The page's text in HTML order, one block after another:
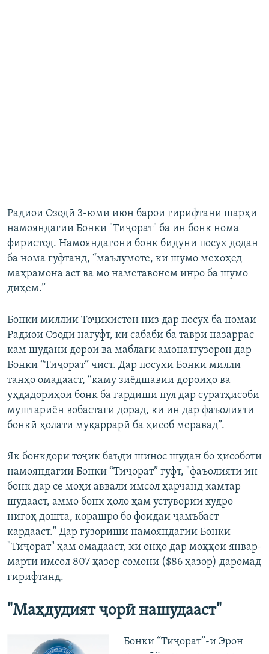
Радиои Озодӣ 3-юми июн барои гирифтани шарҳи
намояндагии Бонки "Тиҷорат" ба ин бонк нома
фиристод. Намояндагони бонк бидуни посух додан
ба нома гуфтанд, “маълумоте, ки шумо мехоҳед
маҳрамона аст ва мо наметавонем инро ба шумо
диҳем.”
Бонки миллии Тоҷикистон низ дар посух ба номаи
Радиои Озодӣ нагуфт, ки сабаби ба таври назаррас
кам шудани дороӣ ва маблағи амонатгузорон дар
Бонки “Тиҷорат” чист. Дар посухи Бонки миллӣ
танҳо омадааст, “каму зиёдшавии дороиҳо ва
уҳдадориҳои бонк ба гардиши пул дар суратҳисоби
муштариён вобастагӣ дорад, ки ин дар фаъолияти
бонкӣ ҳолати муқаррарӣ ба ҳисоб меравад”.
Як бонкдори тоҷик баъди шинос шудан бо ҳисоботи
намояндагии Бонки “Тиҷорат” гуфт, "фаъолияти ин
бонк дар се моҳи аввали имсол ҳарчанд камтар
шудааст, аммо бонк ҳоло ҳам устувории худро
нигоҳ дошта, корашро бо фоидаи ҷамъбаст
кардааст." Дар гузориши намояндагии Бонки
"Тиҷорат" ҳам омадааст, ки онҳо дар моҳҳои январ-
марти имсол 807 ҳазор сомонӣ ($86 ҳазор) даромад
гирифтанд.
"Маҳдудият ҷорӣ нашудааст"
Бонки “Тиҷорат”-и Эрон